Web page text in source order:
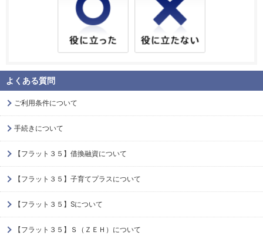
よくある質問
ご利用条件について
手続きについて
【フラット３５】借換融資について
【フラット３５】子育てプラスについて
【フラット３５】Sについて
【フラット３５】Ｓ（ＺＥＨ）について